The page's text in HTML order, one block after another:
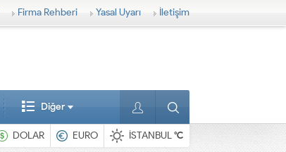
Firma Rehberi Yasal Uyarı İletişim
Diğer
DOLAR EURO İSTANBUL°C